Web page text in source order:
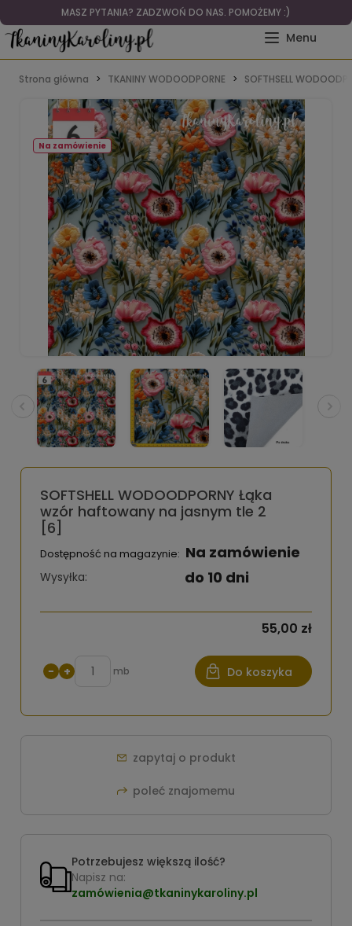
MASZ PYTANIA? ZADZWOŃ DO NAS. POMOŻEMY :)
Strona główna TKANINY WODOODPORNE SOFTHSELL
Na zamówienie
SOFTSHELL WODOODPORNY Łąka
wzór haftowany na jasnym tle 2
[6]
Dostępność na magazynie: Na zamówienie
Wysyłka: do 10 dni
55,00 zł
− + mb Do koszyka
zapytaj o produkt
poleć znajomemu
Potrzebujesz większą ilość?
Napisz na:
zamówienia@tkaninykaroliny.pl